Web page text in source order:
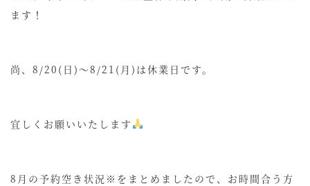
ます！
尚、8/20(日)〜8/21(月)は休業日です。
宜しくお願いいたします
8月の予約空き状況※をまとめましたので、お時間合う方